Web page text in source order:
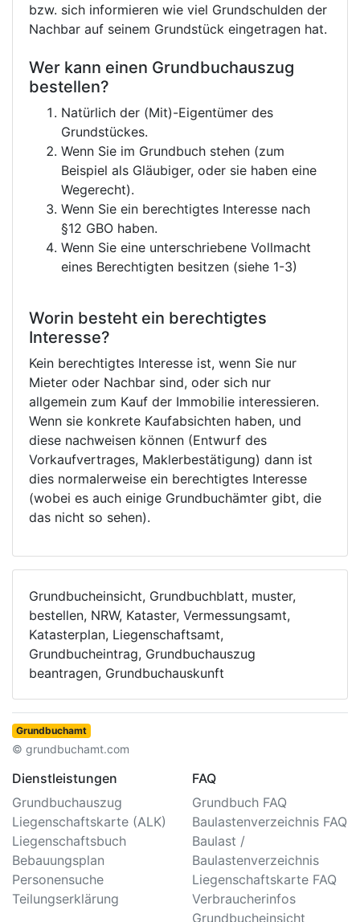
bzw. sich informieren wie viel Grundschulden der
Nachbar auf seinem Grundstück eingetragen hat.
Wer kann einen Grundbuchauszug
bestellen?
Natürlich der (Mit)-Eigentümer des
Grundstückes.
Wenn Sie im Grundbuch stehen (zum
Beispiel als Gläubiger, oder sie haben eine
Wegerecht).
Wenn Sie ein berechtigtes Interesse nach
§12 GBO haben.
Wenn Sie eine unterschriebene Vollmacht
eines Berechtigten besitzen (siehe 1-3)
Worin besteht ein berechtigtes
Interesse?
Kein berechtigtes Interesse ist, wenn Sie nur
Mieter oder Nachbar sind, oder sich nur
allgemein zum Kauf der Immobilie interessieren.
Wenn sie konkrete Kaufabsichten haben, und
diese nachweisen können (Entwurf des
Vorkaufvertrages, Maklerbestätigung) dann ist
dies normalerweise ein berechtigtes Interesse
(wobei es auch einige Grundbuchämter gibt, die
das nicht so sehen).
Grundbucheinsicht, Grundbuchblatt, muster,
bestellen, NRW, Kataster, Vermessungsamt,
Katasterplan, Liegenschaftsamt,
Grundbucheintrag, Grundbuchauszug
beantragen, Grundbuchauskunft
Grundbuchamt
© grundbuchamt.com
Dienstleistungen
Grundbuchauszug
Liegenschaftskarte (ALK)
Liegenschaftsbuch
Bebauungsplan
Personensuche
Teilungserklärung
FAQ
Grundbuch FAQ
Baulastenverzeichnis FAQ
Baulast /
Baulastenverzeichnis
Liegenschaftskarte FAQ
Verbraucherinfos
Grundbucheinsicht